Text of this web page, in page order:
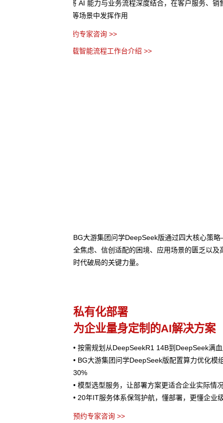
个环节、节点之间的关系以及当前流程所处阶段
• AI 分析任务处理时间、资源消耗等指标数据，
务流程
BG大游集团问学DeepSeek版通过四大核心策
全焦虑、信创适配的困境、应用场景的匮乏以
时代破局的关键力量。
私有化部署
为企业量身定制的AI解决方案
• 按需规划从DeepSeekR1 14B到DeepSeek满
• BG大游集团问学DeepSeek版配置算力优化模
30%
• 模型选型服务，让部署方案更适合企业实际情
• 20年IT服务体系保驾护航，懂部署，更懂企业
预约专家咨询 >>